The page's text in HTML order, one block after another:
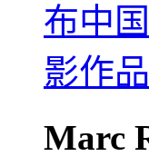
Marc